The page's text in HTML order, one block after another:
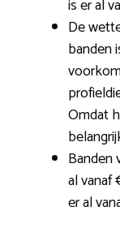
is er al
De
banden
Omdat
Banden
al vanaf
er al